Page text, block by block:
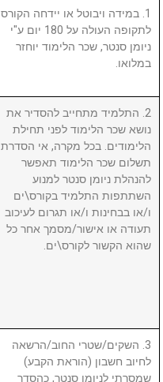
1. במידה ויבוטל או יידחה הקורס
לתקופה העולה על 180 יום ע"י
ניומן סנטר, שכר הלימוד יוחזר
במלואו.
2. התלמיד מתחייב להסדיר את
נושא שכר הלימוד לפני תחילת
הלימודים. בכל מקרה, אי הסדרת
תשלום שכר הלימוד תאפשר
להנהלת ניומן סנטר למנוע
השתתפות התלמיד בקורס\ים
ו/או בבחינות ו/או תגרום לעיכוב
תעודה או אישור/מסמך אחר כל
שהוא הקשור לקורס\ים.
3. השקים/שטרי החוב/הרשאה
לחיוב חשבון (הוראת הקבע)
שמסרתי לניומן סנטר, כהסדר